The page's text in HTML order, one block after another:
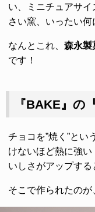
い、ミニチュアサ
さい窯、いったい何
なんとこれ、 森永製
です！
『BAKE』の
チョコを”焼く”とい
けないほど熱に強
いしさがアップする
そこで作られたのが